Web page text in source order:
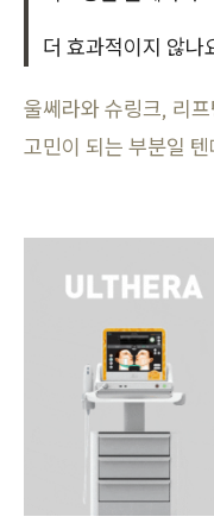
더 효과적이지 않나
울쎄라와 슈링크, 리
고민이 되는 부분일 텐